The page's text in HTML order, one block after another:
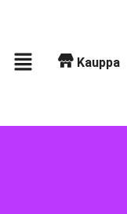
Kauppa